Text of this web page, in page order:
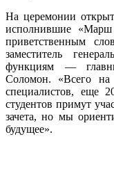
На церемонии
исполнившие «Марш
приветственным
заместитель
функциям —
Соломон. «Всего на
специалистов, еще
студентов примут
зачета, но мы
будущее».